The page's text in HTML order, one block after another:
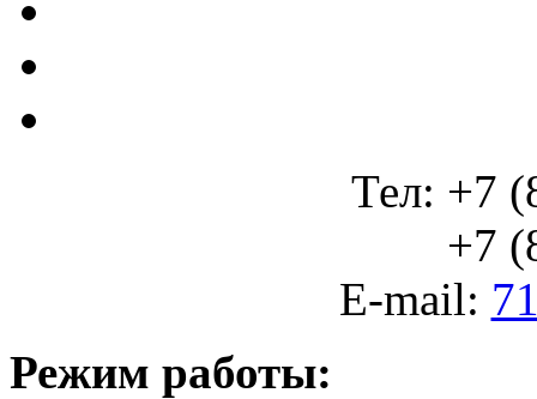
Тел: +7
+7
E-mail:
Режим работы: